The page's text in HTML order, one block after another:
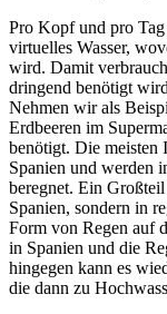
Pro Kopf und pro
virtuelles Wasser,
wird. Damit
dringend benötigt
Nehmen wir als
Erdbeeren im
benötigt. Die meisten
Spanien und werden
beregnet. Ein
Spanien, sondern in
Form von Regen auf
in Spanien und die
hingegen kann es
die dann zu